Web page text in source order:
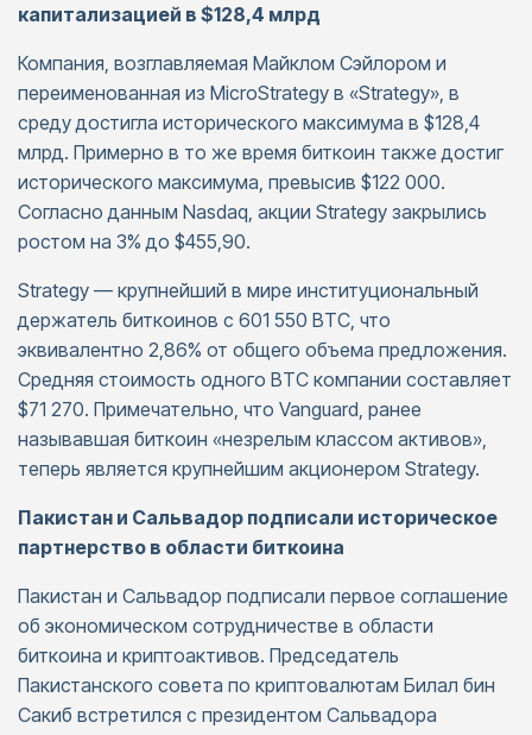
капитализацией в $128,4 млрд
Компания, возглавляемая Майклом Сэйлором и
переименованная из MicroStrategy в «Strategy», в
среду достигла исторического максимума в $128,4
млрд. Примерно в то же время биткоин также достиг
исторического максимума, превысив $122 000.
Согласно данным Nasdaq, акции Strategy закрылись
ростом на 3% до $455,90.
Strategy — крупнейший в мире институциональный
держатель биткоинов с 601 550 BTC, что
эквивалентно 2,86% от общего объема предложения.
Средняя стоимость одного BTC компании составляет
$71 270. Примечательно, что Vanguard, ранее
называвшая биткоин «незрелым классом активов»,
теперь является крупнейшим акционером Strategy.
Пакистан и Сальвадор подписали историческое
партнерство в области биткоина
Пакистан и Сальвадор подписали первое соглашение
об экономическом сотрудничестве в области
биткоина и криптоактивов. Председатель
Пакистанского совета по криптовалютам Билал бин
Сакиб встретился с президентом Сальвадора